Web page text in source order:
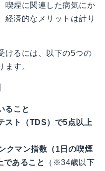
喫煙に関連した病気にか
経済的なメリットは計り
けるには、以下の5つの
ます。
ること
スト（TDS）で5点以上
クマン指数（1日の喫煙
であること
（※34歳以下